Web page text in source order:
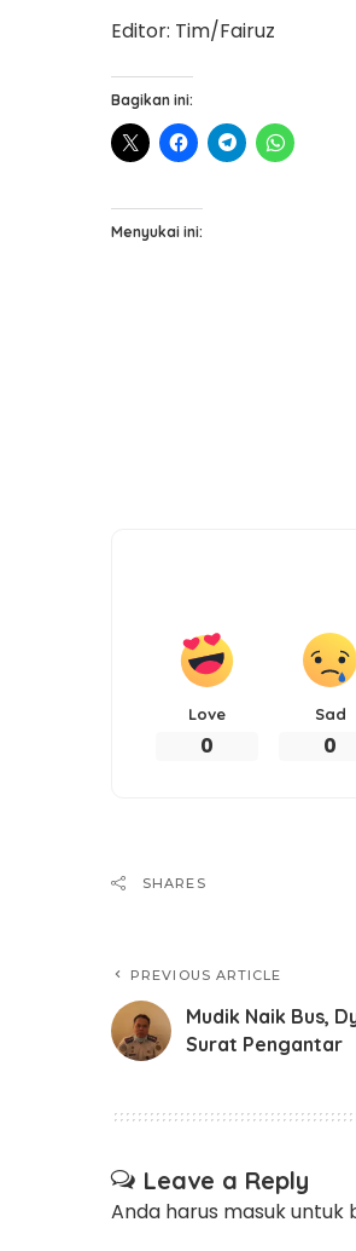
Editor: Tim/Fairuz
Bagikan ini:
Menyukai ini:
Love
0
Sad
0
SHARES
PREVIOUS ARTICLE
Mudik Naik Bus,
Surat Pengantar
Leave a Reply
Anda harus masukuntuk